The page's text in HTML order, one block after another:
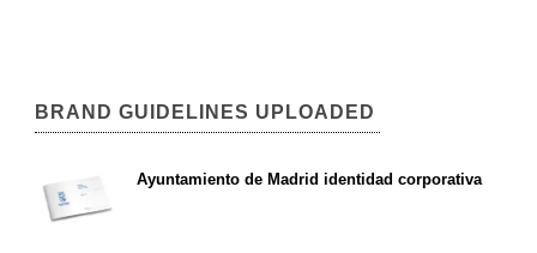
BRAND GUIDELINES UPLOADED
Ayuntamiento de Madrid identidad corporativa